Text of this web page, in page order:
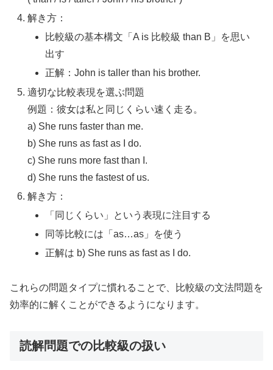
解き方：
比較級の基本構文「A is 比較級 than B」を思い
出す
正解：John is taller than his brother.
適切な比較表現を選ぶ問題
例題：彼女は私と同じくらい速く走る。
a) She runs faster than me.
b) She runs as fast as I do.
c) She runs more fast than I.
d) She runs the fastest of us.
解き方：
「同じくらい」という表現に注目する
同等比較には「as…as」を使う
正解は b) She runs as fast as I do.
これらの問題タイプに慣れることで、比較級の文法問題を
効率的に解くことができるようになります。
読解問題での比較級の扱い